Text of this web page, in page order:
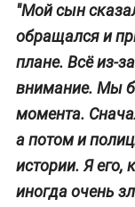
"Мой сын
обращался и
плане. Всё из-
внимание. Мы
момента.
а потом и
истории. Я его,
иногда очень